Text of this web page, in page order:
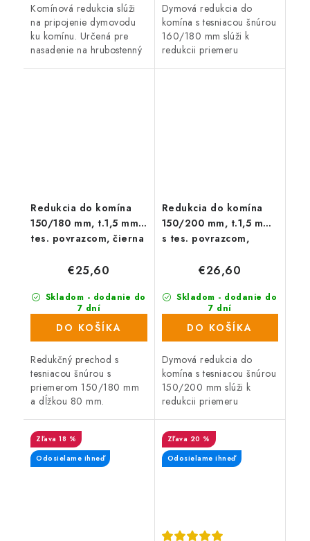
Komínová redukcia slúži
na pripojenie dymovodu
ku komínu. Určená pre
nasadenie na hrubostenný
Dymová redukcia do
komína s tesniacou šnúrou
160/180 mm slúži k
redukcii priemeru
Redukcia do komína
150/180 mm, t.1,5 mm s
tes. povrazcom, čierna
Skladom - dodanie do
7 dní
(231 ks)
€25,60
DO KOŠÍKA
Redukčný prechod s
tesniacou šnúrou s
priemerom 150/180 mm
a dĺžkou 80 mm.
Redukcia do komína
150/200 mm, t.1,5 mm
s tes. povrazcom,
Skladom - dodanie do
7 dní
(182 ks)
€26,60
DO KOŠÍKA
Dymová redukcia do
komína s tesniacou šnúrou
150/200 mm slúži k
redukcii priemeru
18 %
Odosielame ihneď
20 %
Odosielame ihneď